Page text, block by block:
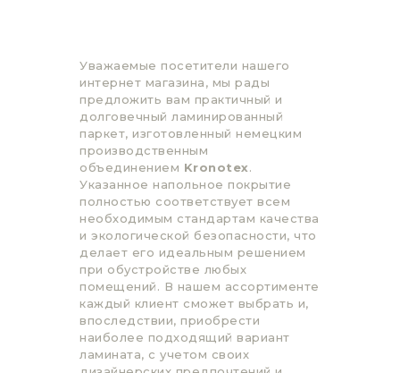
Уважаемые посетители нашего
интернет магазина, мы рады
предложить вам практичный и
долговечный ламинированный
паркет, изготовленный немецким
производственным
объединением Kronotex.
Указанное напольное покрытие
полностью соответствует всем
необходимым стандартам качества
и экологической безопасности, что
делает его идеальным решением
при обустройстве любых
помещений. В нашем ассортименте
каждый клиент сможет выбрать и,
впоследствии, приобрести
наиболее подходящий вариант
ламината, с учетом своих